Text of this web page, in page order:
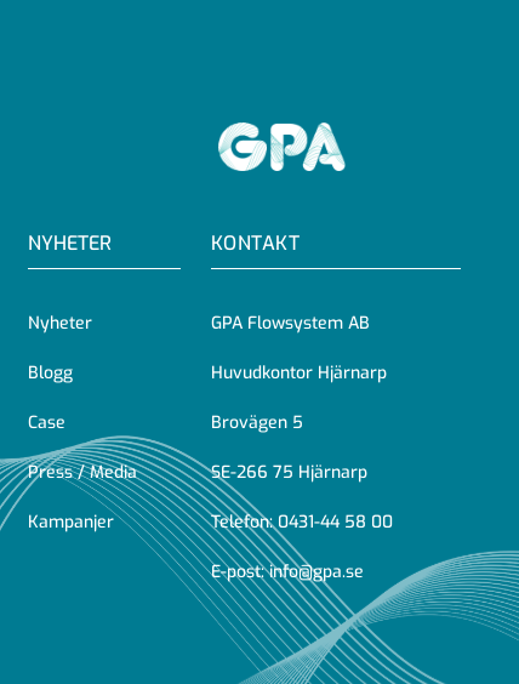
NYHETER
Nyheter
Blogg
Case
Press / Media
Kampanjer
KONTAKT
GPA Flowsystem AB
Huvudkontor Hjärnarp
Brovägen 5
SE-266 75 Hjärnarp
Telefon:0431-44 58 00
E-post:info@gpa.se